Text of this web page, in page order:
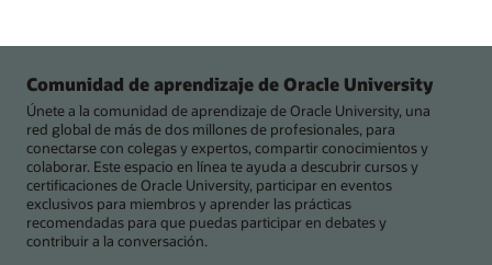
Comunidad de aprendizaje de Oracle University
Únete a la comunidad de aprendizaje de Oracle University, una
red global de más de dos millones de profesionales, para
conectarse con colegas y expertos, compartir conocimientos y
colaborar. Este espacio en línea te ayuda a descubrir cursos y
certificaciones de Oracle University, participar en eventos
exclusivos para miembros y aprender las prácticas
recomendadas para que puedas participar en debates y
contribuir a la conversación.